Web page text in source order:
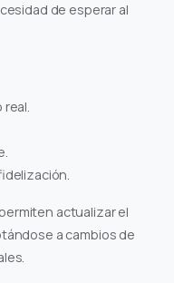
de esperar al
actualizar el
a cambios de